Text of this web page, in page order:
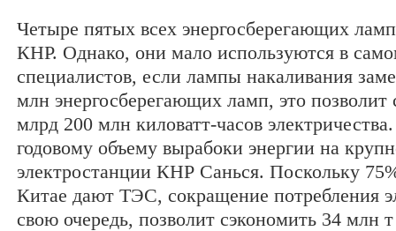
Четыре пятых всех энергосберегающих
КНР. Однако, они мало используются в
специалистов, если лампы накаливания
млн энергосберегающих ламп, это позволит
млрд 200 млн киловатт-часов
годовому объему вырабоки энергии на
электростанции КНР Санься. Поскольку
Китае дают ТЭС, сокращение потребления
свою очередь, позволит сэкономить 34 млн